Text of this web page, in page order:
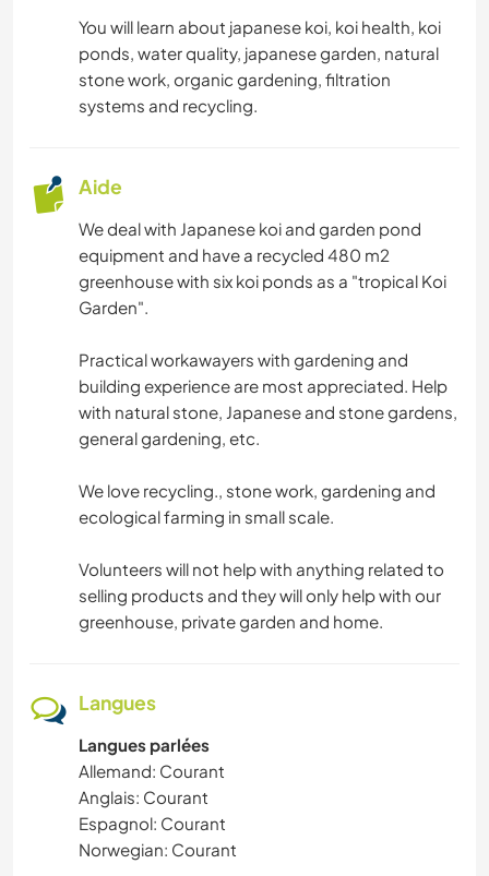
You will learn about japanese koi, koi health, koi
ponds, water quality, japanese garden, natural
stone work, organic gardening, filtration
systems and recycling.
Aide
We deal with Japanese koi and garden pond
equipment and have a recycled 480 m2
greenhouse with six koi ponds as a "tropical Koi
Garden".
Practical workawayers with gardening and
building experience are most appreciated. Help
with natural stone, Japanese and stone gardens,
general gardening, etc.
We love recycling., stone work, gardening and
ecological farming in small scale.
Volunteers will not help with anything related to
selling products and they will only help with our
greenhouse, private garden and home.
Langues
Langues parlées
Allemand: Courant
Anglais: Courant
Espagnol: Courant
Norwegian: Courant